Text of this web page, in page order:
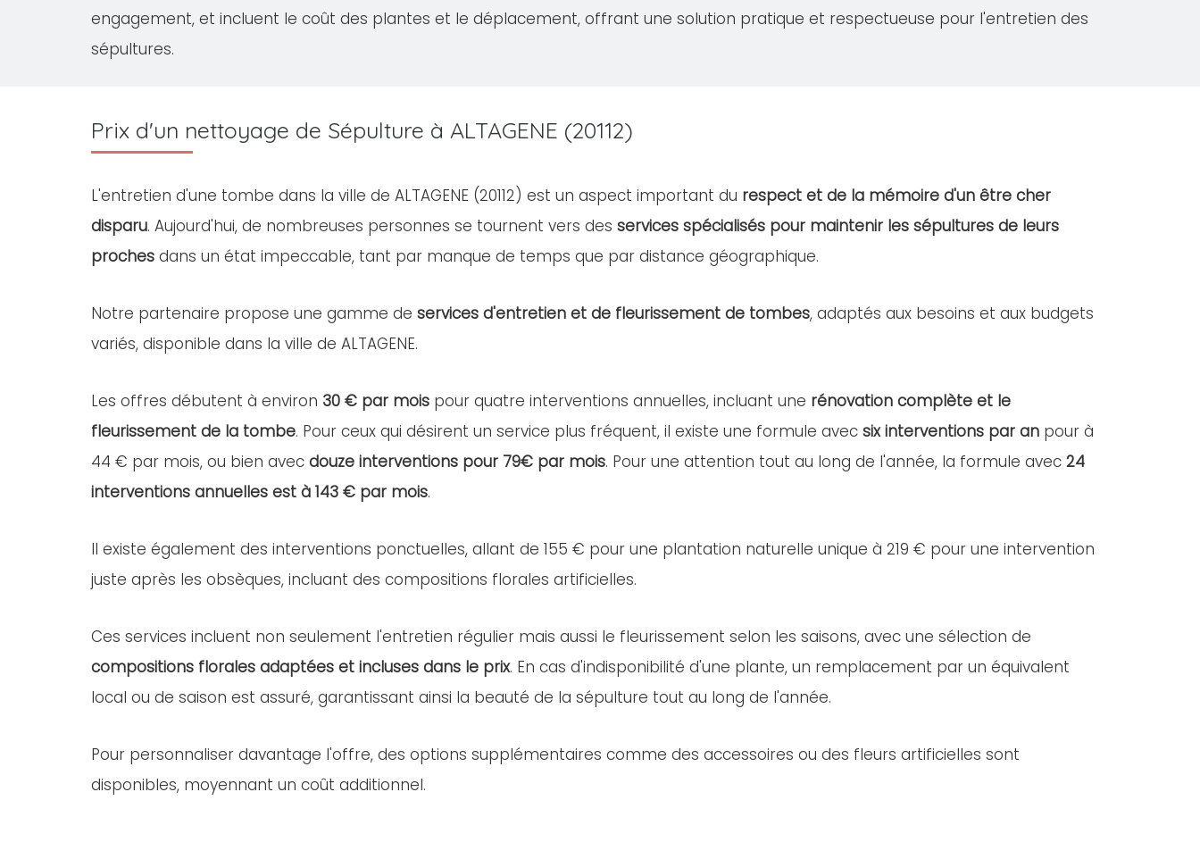
engagement, et incluent le coût des plantes et le déplacement, offrant une solution pratique et respectueuse pour l'entretien des
sépultures.
Prix d'un nettoyage de Sépulture à ALTAGENE (20112)
L'entretien d'une tombe dans la ville de ALTAGENE (20112) est un aspect important du respect et de la mémoire d'un être cher
disparu. Aujourd'hui, de nombreuses personnes se tournent vers des services spécialisés pour maintenir les sépultures de leurs
proches dans un état impeccable, tant par manque de temps que par distance géographique.
Notre partenaire propose une gamme de services d'entretien et de fleurissement de tombes, adaptés aux besoins et aux budgets
variés, disponible dans la ville de ALTAGENE.
Les offres débutent à environ 30 € par mois pour quatre interventions annuelles, incluant une rénovation complète et le
fleurissement de la tombe. Pour ceux qui désirent un service plus fréquent, il existe une formule avec six interventions par an pour à
44 € par mois, ou bien avec douze interventions pour 79€ par mois. Pour une attention tout au long de l'année, la formule avec 24
interventions annuelles est à 143 € par mois.
Il existe également des interventions ponctuelles, allant de 155 € pour une plantation naturelle unique à 219 € pour une intervention
juste après les obsèques, incluant des compositions florales artificielles.
Ces services incluent non seulement l'entretien régulier mais aussi le fleurissement selon les saisons, avec une sélection de
compositions florales adaptées et incluses dans le prix. En cas d'indisponibilité d'une plante, un remplacement par un équivalent
local ou de saison est assuré, garantissant ainsi la beauté de la sépulture tout au long de l'année.
Pour personnaliser davantage l'offre, des options supplémentaires comme des accessoires ou des fleurs artificielles sont
disponibles, moyennant un coût additionnel.